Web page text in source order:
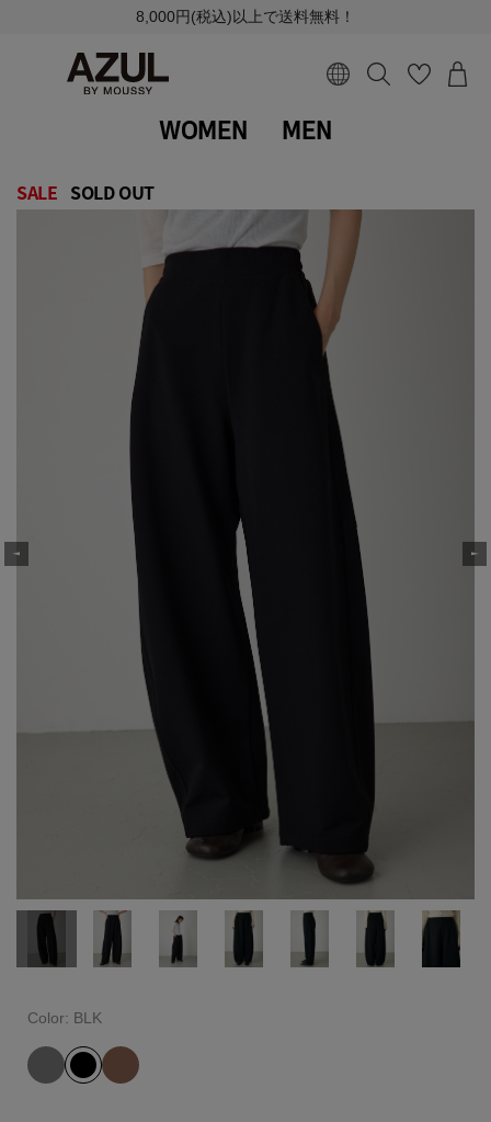
8,000円(税込)以上で送料無料！
WOMEN MEN
SALE SOLD OUT
Color: BLK